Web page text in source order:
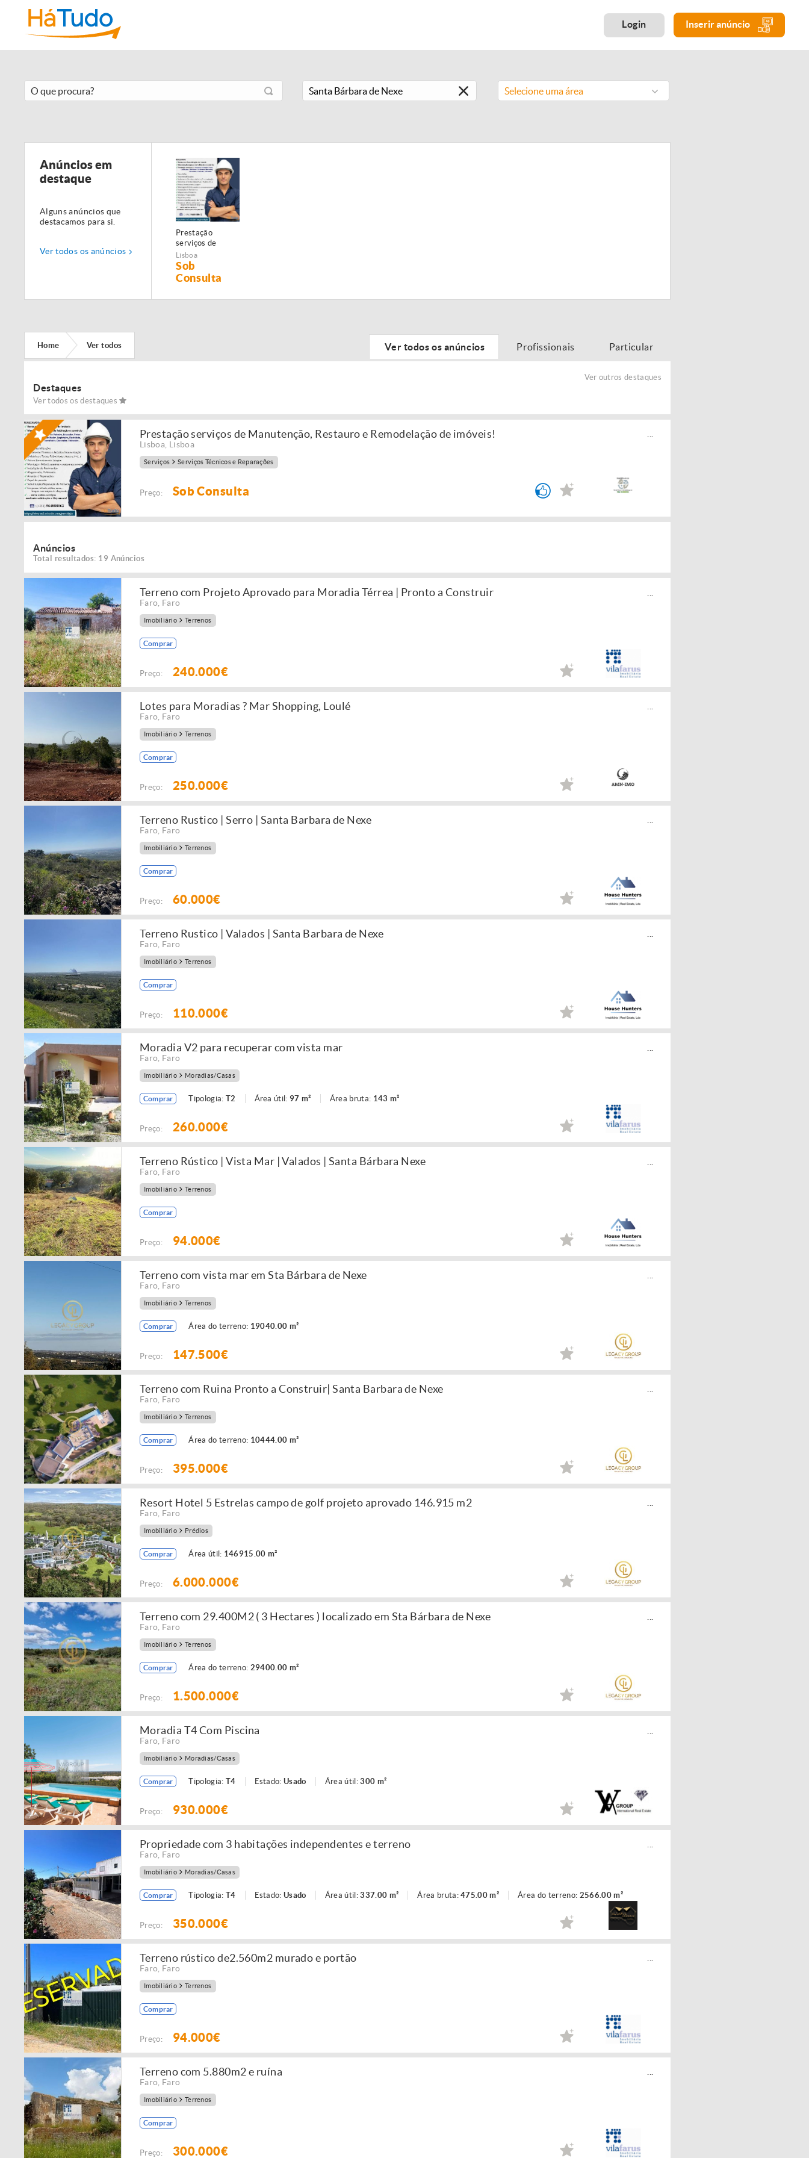
Login Inserir anúncio
Selecione uma área
Anúncios em
destaque
Alguns anúncios que
destacamos para si.
Ver todos os anúncios
Prestação
serviços de
Manutenção,
Restauro e
Remodelação de
imóveis!
Lisboa
Sob
Consulta
Home Ver todos Ver todos os anúncios Profissionais Particular
Ver outros destaques
Destaques
Ver todos os destaques
Prestação serviços de Manutenção, Restauro e Remodelação de imóveis!
Lisboa Lisboa
Serviços Serviços Técnicos e Reparações
Preço: Sob Consulta
Anúncios
Total resultados: 19 Anúncios
Terreno com Projeto Aprovado para Moradia Térrea | Pronto a Construir
Faro Faro
Imobiliário Terrenos
Comprar
Preço: 240.000€
Lotes para Moradias ? Mar Shopping, Loulé
Faro Faro
Imobiliário Terrenos
Comprar
Preço: 250.000€
Terreno Rustico | Serro | Santa Barbara de Nexe
Faro Faro
Imobiliário Terrenos
Comprar
Preço: 60.000€
Terreno Rustico | Valados | Santa Barbara de Nexe
Faro Faro
Imobiliário Terrenos
Comprar
Preço: 110.000€
Moradia V2 para recuperar com vista mar
Faro Faro
Imobiliário Moradias/Casas
Comprar Tipologia: T2 Área útil: 97 m² Área bruta: 143 m²
Preço: 260.000€
Terreno Rústico | Vista Mar | Valados | Santa Bárbara Nexe
Faro Faro
Imobiliário Terrenos
Comprar
Preço: 94.000€
Terreno com vista mar em Sta Bárbara de Nexe
Faro Faro
Imobiliário Terrenos
Comprar Área do terreno: 19040.00 m²
Preço: 147.500€
Terreno com Ruina Pronto a Construir| Santa Barbara de Nexe
Faro Faro
Imobiliário Terrenos
Comprar Área do terreno: 10444.00 m²
Preço: 395.000€
Resort Hotel 5 Estrelas campo de golf projeto aprovado 146.915 m2
Faro Faro
Imobiliário Prédios
Comprar Área útil: 146915.00 m²
Preço: 6.000.000€
Terreno com 29.400M2 ( 3 Hectares ) localizado em Sta Bárbara de Nexe
Faro Faro
Imobiliário Terrenos
Comprar Área do terreno: 29400.00 m²
Preço: 1.500.000€
Moradia T4 Com Piscina
Faro Faro
Imobiliário Moradias/Casas
Comprar Tipologia: T4 Estado:Usado Área útil:300 m²
Preço: 930.000€
Propriedade com 3 habitações independentes e terreno
Faro Faro
Imobiliário Moradias/Casas
Comprar Tipologia: T4 Estado:Usado Área útil:337.00 m² Área bruta:475.00 m² Área do terreno: 2566.00 m²
Preço: 350.000€
Terreno rústico de2.560m2 murado e portão
Faro Faro
Imobiliário Terrenos
Comprar
Preço: 94.000€
Terreno com 5.880m2 e ruína
Faro Faro
Imobiliário Terrenos
Comprar
Preço: 300.000€